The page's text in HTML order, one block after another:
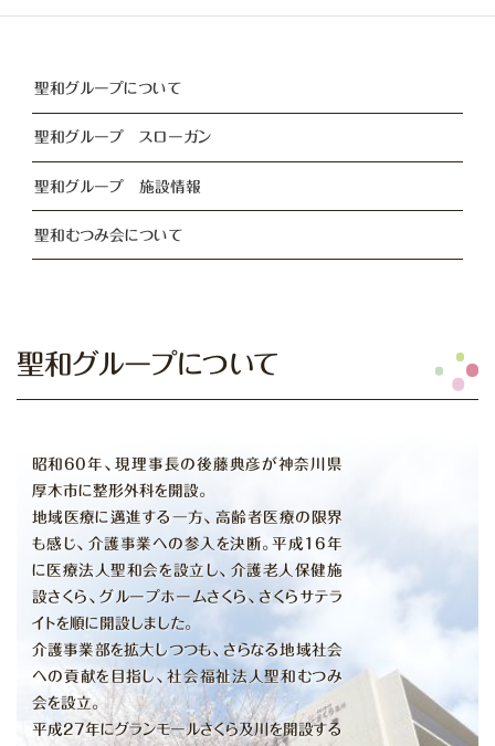
聖和グループについて
聖和グループ スローガン
聖和グループ 施設情報
聖和むつみ会について
聖和グループについて
昭和60年、現理事長の後藤典彦が神奈川県
厚木市に整形外科を開設。
地域医療に邁進する一方、高齢者医療の限界
も感じ、介護事業への参入を決断。平成16年
に医療法人聖和会を設立し、介護老人保健施
設さくら、グループホームさくら、さくらサテラ
イトを順に開設しました。
介護事業部を拡大しつつも、さらなる地域社会
への貢献を目指し、社会福祉法人聖和むつみ
会を設立。
平成27年にグランモールさくら及川を開設する